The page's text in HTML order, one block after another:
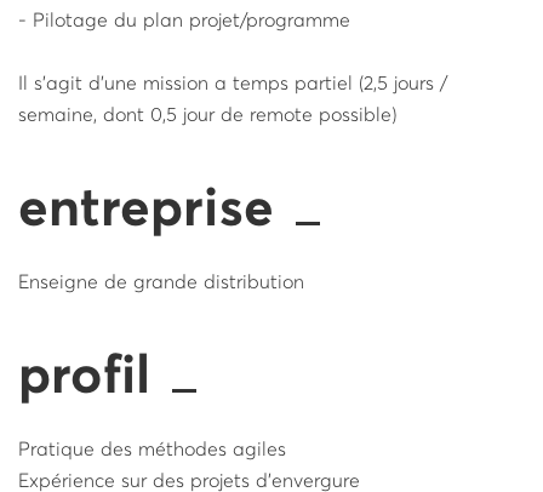
- Pilotage du plan projet/programme
Il s'agit d'une mission a temps partiel (2,5 jours /
semaine, dont 0,5 jour de remote possible)
entreprise
Enseigne de grande distribution
profil
Pratique des méthodes agiles
Expérience sur des projets d’envergure